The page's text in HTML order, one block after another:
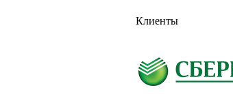
Клиенты